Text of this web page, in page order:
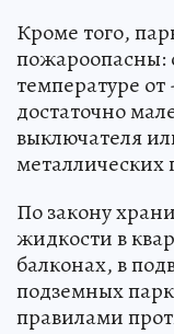
Кроме того,
пожароопасны:
температуре от
достаточно
выключателя
металлических
По закону
жидкости в
балконах, в
подземных
правилами